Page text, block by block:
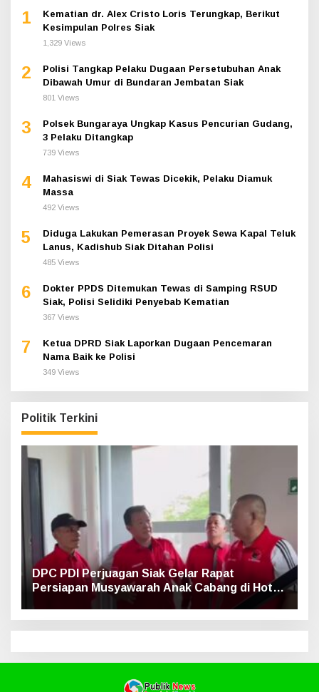
1
Kematian dr. Alex Cristo Loris Terungkap, Berikut
Kesimpulan Polres Siak
1,329 Views
2
Polisi Tangkap Pelaku Dugaan Persetubuhan Anak
Dibawah Umur di Bundaran Jembatan Siak
801 Views
3
Polsek Bungaraya Ungkap Kasus Pencurian Gudang,
3 Pelaku Ditangkap
739 Views
4
Mahasiswi di Siak Tewas Dicekik, Pelaku Diamuk
Massa
492 Views
5
Diduga Lakukan Pemerasan Proyek Sewa Kapal Teluk
Lanus, Kadishub Siak Ditahan Polisi
485 Views
6
Dokter PPDS Ditemukan Tewas di Samping RSUD
Siak, Polisi Selidiki Penyebab Kematian
367 Views
7
Ketua DPRD Siak Laporkan Dugaan Pencemaran
Nama Baik ke Polisi
349 Views
Politik Terkini
DPC PDI Perjuagan Siak Gelar Rapat
Persiapan Musyawarah Anak Cabang di Hotel